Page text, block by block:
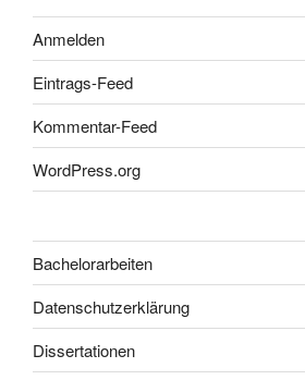
Anmelden
Eintrags-Feed
Kommentar-Feed
WordPress.org
Bachelorarbeiten
Datenschutzerklärung
Dissertationen